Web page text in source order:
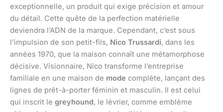
exceptionnelle, un produit qui exige précision et amour
du détail. Cette quête de la perfection matérielle
deviendra l’ADN de la marque. Cependant, c’est sous
l’impulsion de son petit-fils, Nico Trussardi, dans les
années 1970, que la maison connaît une métamorphose
décisive. Visionnaire, Nico transforme l’entreprise
familiale en une maison de mode complète, lançant des
lignes de prêt-à-porter féminin et masculin. Il est celui
qui inscrit le greyhound, le lévrier, comme emblème